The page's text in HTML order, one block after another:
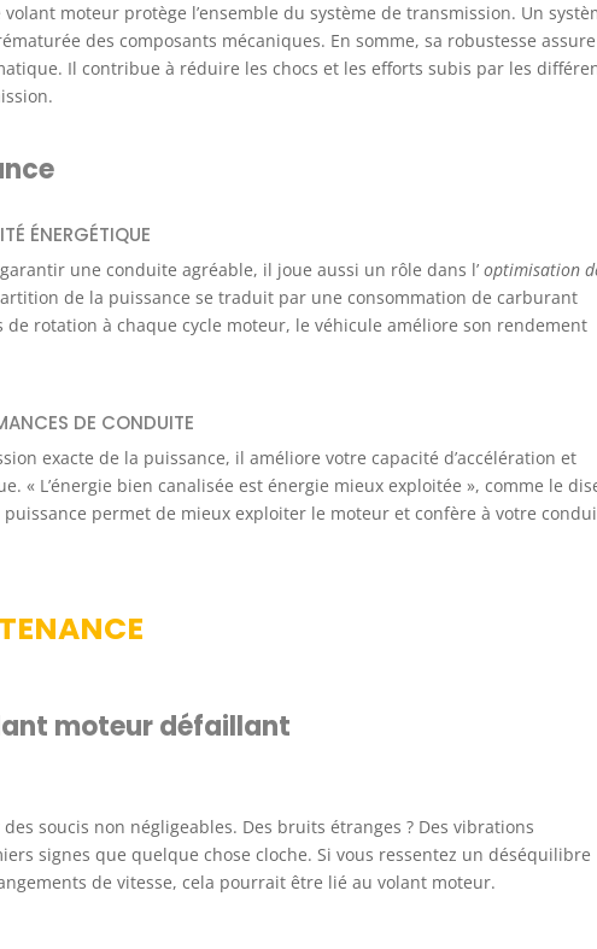
moteur protège l’ensemble du système de transmission. Un
des composants mécaniques. En somme, sa robustesse
Il contribue à réduire les chocs et les efforts subis par les
ÉNERGÉTIQUE
une conduite agréable, il joue aussi un rôle dans l’ optimisation
de la puissance se traduit par une consommation de carburant
rotation à chaque cycle moteur, le véhicule améliore son rendement
DE CONDUITE
exacte de la puissance, il améliore votre capacité d’accélération et
« L’énergie bien canalisée est énergie mieux exploitée », comme le
permet de mieux exploiter le moteur et confère à votre
moteur défaillant
soucis non négligeables. Des bruits étranges ? Des vibrations
signes que quelque chose cloche. Si vous ressentez un déséquilibre
de vitesse, cela pourrait être lié au volant moteur.